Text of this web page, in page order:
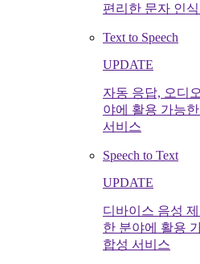
편리한 문자 인식
Text to Speech
UPDATE
자동 응답, 오디
야에 활용 가능
서비스
Speech to Text
UPDATE
디바이스 음성
한 분야에 활용
합성 서비스